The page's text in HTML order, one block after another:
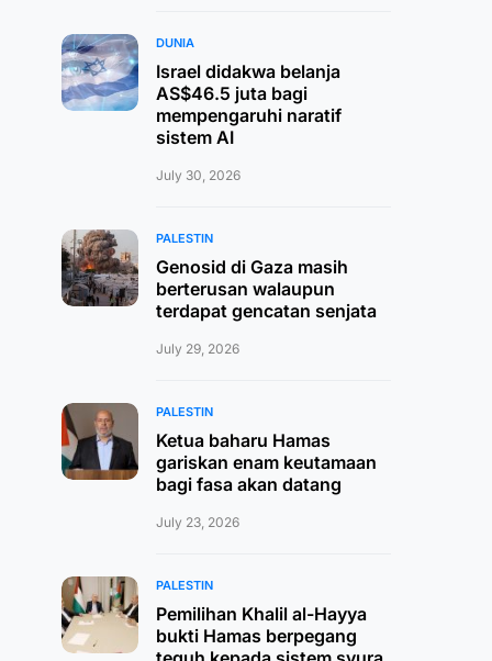
DUNIA
Israel didakwa belanja
AS$46.5 juta bagi
mempengaruhi naratif
sistem AI
July 30, 2026
PALESTIN
Genosid di Gaza masih
berterusan walaupun
terdapat gencatan senjata
July 29, 2026
PALESTIN
Ketua baharu Hamas
gariskan enam keutamaan
bagi fasa akan datang
July 23, 2026
PALESTIN
Pemilihan Khalil al-Hayya
bukti Hamas berpegang